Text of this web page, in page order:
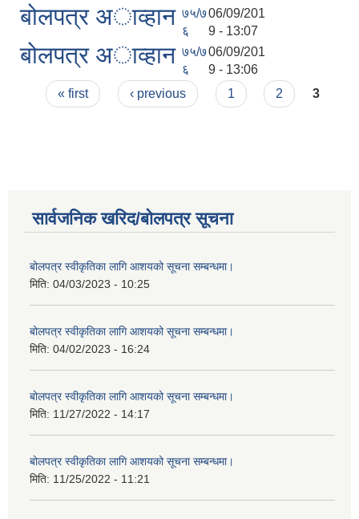
बोलपत्र अाव्हान ७५/७
६
06/09/201
9 - 13:07
बोलपत्र अाव्हान ७५/७
६
06/09/201
9 - 13:06
Pages
« first ‹ previous 1 2 3
सार्वजनिक खरिद/बोलपत्र सूचना
बोलपत्र स्वीकृतिका लागि आशयको सूचना सम्बन्धमा।
मिति: 04/03/2023 - 10:25
बोलपत्र स्वीकृतिका लागि आशयको सूचना सम्बन्धमा।
मिति: 04/02/2023 - 16:24
बोलपत्र स्वीकृतिका लागि आशयको सूचना सम्बन्धमा।
मिति: 11/27/2022 - 14:17
बोलपत्र स्वीकृतिका लागि आशयको सूचना सम्बन्धमा।
मिति: 11/25/2022 - 11:21